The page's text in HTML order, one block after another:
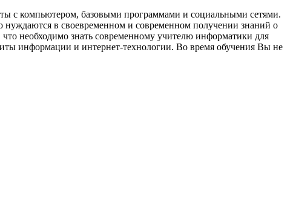
с компьютером, базовыми программами и социальными сетями.
в своевременном и современном получении знаний о
необходимо знать современному учителю информатики для
информации и интернет-технологии. Во время обучения Вы не